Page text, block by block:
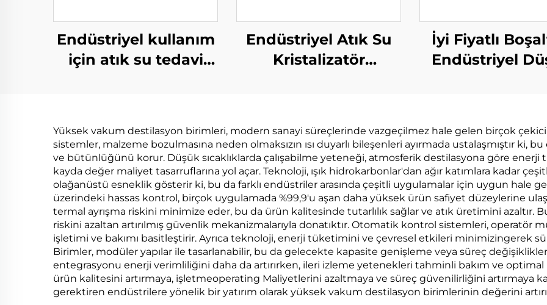
Endüstriyel kullanım
için atık su tedavi
Endüstriyel Atık Su
Kristalizatör
Sıfır Sıvı Atık Veren
ZLD
İyi Fiyatlı
Endüstriyel
Makinesi Atık
Tedariği
Yüksek vakum destilasyon birimleri, modern sanayi süreçlerinde vazgeçilmez hale gelen birçok
sistemler, malzeme bozulmasına neden olmaksızın ısı duyarlı bileşenleri ayırmada ustalaşmıştır ki,
ve bütünlüğünü korur. Düşük sıcaklıklarda çalışabilme yeteneği, atmosferik destilasyona göre
kayda değer maliyet tasarruflarına yol açar. Teknoloji, ışık hidrokarbonlar'dan ağır katımlara kadar
olağanüstü esneklik gösterir ki, bu da farklı endüstriler arasında çeşitli uygulamalar için uygun hale
üzerindeki hassas kontrol, birçok uygulamada %99,9'u aşan daha yüksek ürün safiyet düzeylerine
termal ayrışma riskini minimize eder, bu da ürün kalitesinde tutarlılık sağlar ve atık üretimini azaltır.
riskini azaltan artırılmış güvenlik mekanizmalarıyla donatıktır. Otomatik kontrol sistemleri, operatör
işletimi ve bakımı basitleştirir. Ayrıca teknoloji, enerji tüketimini ve çevresel etkileri minimizingerek
Birimler, modüler yapılar ile tasarlanabilir, bu da gelecekte kapasite genişleme veya süreç
entegrasyonu enerji verimliliğini daha da artırırken, ileri izleme yetenekleri tahminli bakım ve optimal
ürün kalitesini artırmaya, işletmeoperating Maliyetlerini azaltmaya ve süreç güvenilirliğini artırmaya
gerektiren endüstrilere yönelik bir yatırım olarak yüksek vakum destilasyon birimlerinin değerini